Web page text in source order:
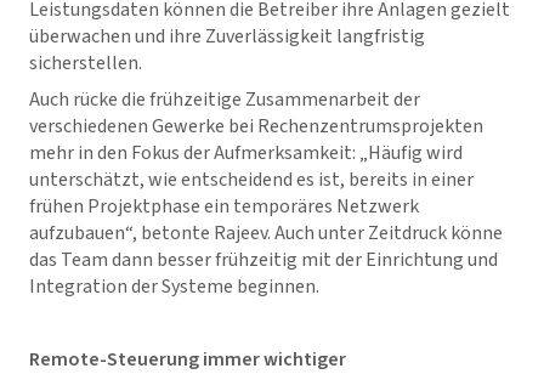
Leistungsdaten können die Betreiber ihre Anlagen gezielt
überwachen und ihre Zuverlässigkeit langfristig
sicherstellen.
Auch rücke die frühzeitige Zusammenarbeit der
verschiedenen Gewerke bei Rechenzentrumsprojekten
mehr in den Fokus der Aufmerksamkeit: „Häufig wird
unterschätzt, wie entscheidend es ist, bereits in einer
frühen Projektphase ein temporäres Netzwerk
aufzubauen“, betonte Rajeev. Auch unter Zeitdruck könne
das Team dann besser frühzeitig mit der Einrichtung und
Integration der Systeme beginnen.
Remote-Steuerung immer wichtiger